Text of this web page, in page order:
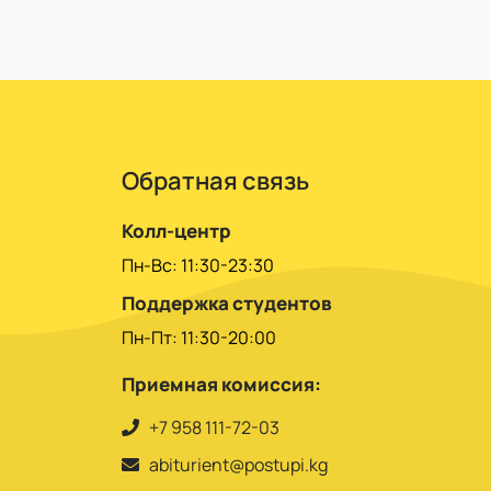
Обратная связь
Колл-центр
Пн-Вс: 11:30-23:30
Поддержка студентов
Пн-Пт: 11:30-20:00
Приемная комиссия:
+7 958 111-72-03
abiturient@postupi.kg